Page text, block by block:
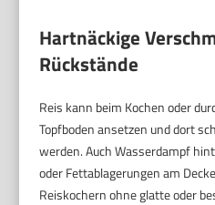
Hartnäckige
Rückstände
Reis kann beim Kochen oder
Topfboden ansetzen und dort
werden. Auch Wasserdampf
oder Fettablagerungen am
Reiskochern ohne glatte oder